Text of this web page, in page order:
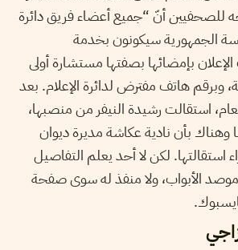
للصحفيين أنّ “جميع أعضاء فريق دائرة
الجمهورية سيكونون بخدمة
بإمضائها بصفتها مستشارة أولى
وبرقم هاتف مفترض لدائرة الإعلام. بعد
استقالت رشيدة النيفر من منصبها،
وهناك بأن نادية عكاشة مديرة ديوان
لكن لا أحد يعلم التفاصيل
الأبواب، ولا منفذ له سوى صفحة